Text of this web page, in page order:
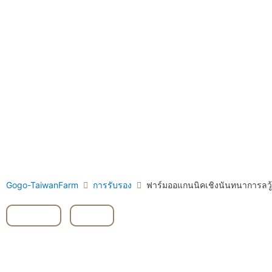
Gogo-TaiwanFarm การรับรอง ฟาร์มออแกนนิคเชิงนันทนาการลวู้